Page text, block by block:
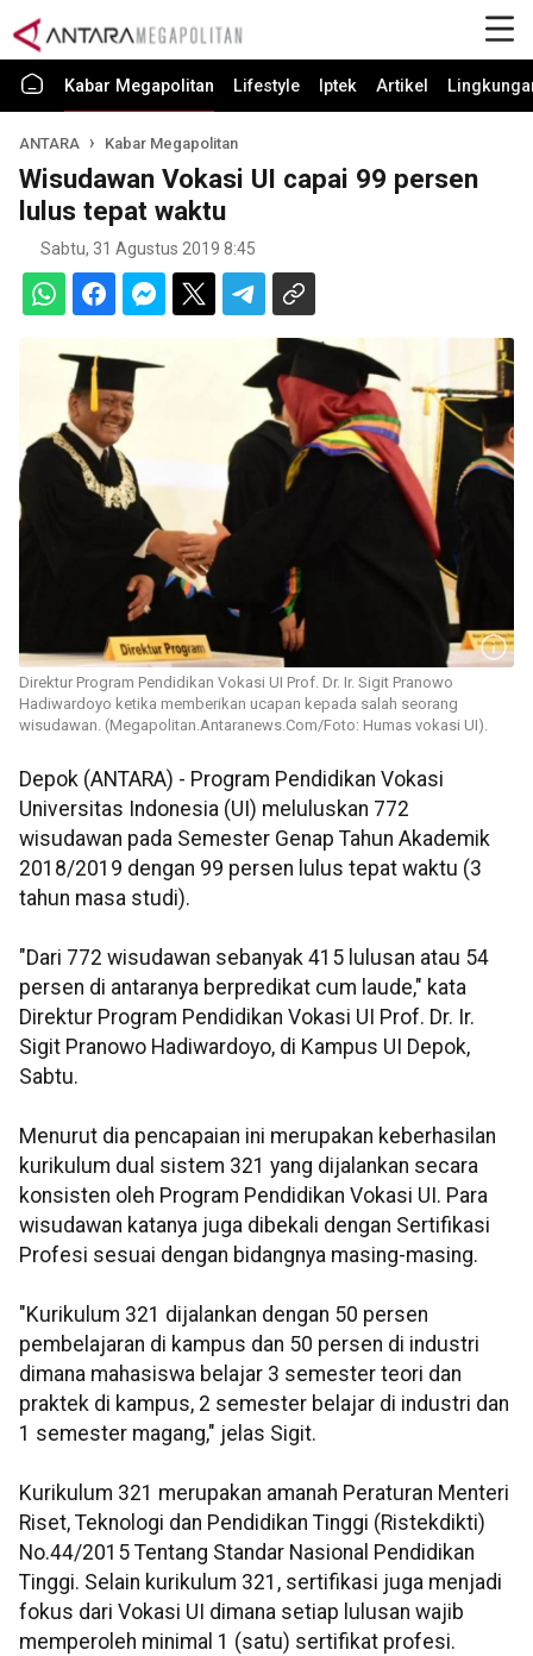
Kabar Megapolitan Lifestyle Iptek Artikel
ANTARA Kabar Megapolitan
Wisudawan Vokasi UI capai 99 persen
lulus tepat waktu
Sabtu, 31 Agustus 2019 8:45
Direktur Program Pendidikan Vokasi UI Prof. Dr. Ir. Sigit Pranowo
Hadiwardoyo ketika memberikan ucapan kepada salah seorang
wisudawan. (Megapolitan.Antaranews.Com/Foto: Humas vokasi UI).
Depok (ANTARA) - Program Pendidikan Vokasi
Universitas Indonesia (UI) meluluskan 772
wisudawan pada Semester Genap Tahun Akademik
2018/2019 dengan 99 persen lulus tepat waktu (3
tahun masa studi).
"Dari 772 wisudawan sebanyak 415 lulusan atau 54
persen di antaranya berpredikat cum laude," kata
Direktur Program Pendidikan Vokasi UI Prof. Dr. Ir.
Sigit Pranowo Hadiwardoyo, di Kampus UI Depok,
Sabtu.
Menurut dia pencapaian ini merupakan keberhasilan
kurikulum dual sistem 321 yang dijalankan secara
konsisten oleh Program Pendidikan Vokasi UI. Para
wisudawan katanya juga dibekali dengan Sertifikasi
Profesi sesuai dengan bidangnya masing-masing.
"Kurikulum 321 dijalankan dengan 50 persen
pembelajaran di kampus dan 50 persen di industri
dimana mahasiswa belajar 3 semester teori dan
praktek di kampus, 2 semester belajar di industri dan
1 semester magang," jelas Sigit.
Kurikulum 321 merupakan amanah Peraturan Menteri
Riset, Teknologi dan Pendidikan Tinggi (Ristekdikti)
No.44/2015 Tentang Standar Nasional Pendidikan
Tinggi. Selain kurikulum 321, sertifikasi juga menjadi
fokus dari Vokasi UI dimana setiap lulusan wajib
memperoleh minimal 1 (satu) sertifikat profesi.